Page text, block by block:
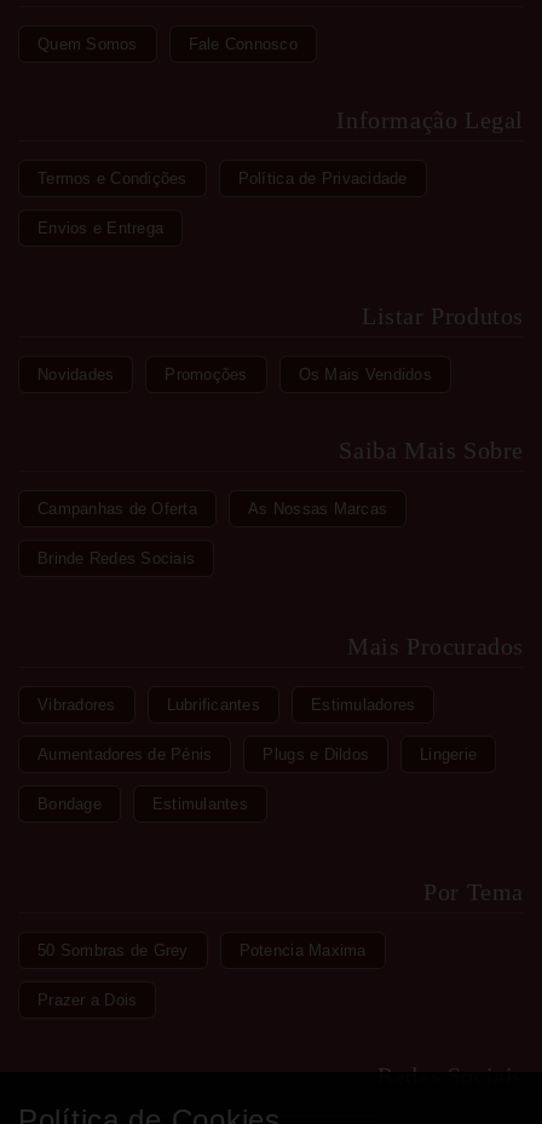
Quem Somos Fale Connosco
Informação Legal
Termos e Condições Política de Privacidade
Envios e Entrega
Listar Produtos
Novidades Promoções Os Mais Vendidos
Saiba Mais Sobre
Campanhas de Oferta As Nossas Marcas
Brinde Redes Sociais
Mais Procurados
Vibradores Lubrificantes Estimuladores
Aumentadores de Pénis Plugs e Dildos Lingerie
Bondage Estimulantes
Por Tema
50 Sombras de Grey Potencia Maxima
Prazer a Dois
Redes Sociais